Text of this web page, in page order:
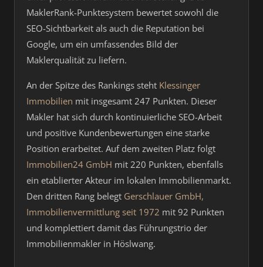
MaklerRank-Punktesystem bewertet sowohl die
SEO-Sichtbarkeit als auch die Reputation bei
Google, um ein umfassendes Bild der
Maklerqualität zu liefern.
An der Spitze des Rankings steht Klessinger
Immobilien mit insgesamt 247 Punkten. Dieser
Makler hat sich durch kontinuierliche SEO-Arbeit
und positive Kundenbewertungen eine starke
Position erarbeitet. Auf dem zweiten Platz folgt
Immobilien24 GmbH mit 220 Punkten, ebenfalls
ein etablierter Akteur im lokalen Immobilienmarkt.
Den dritten Rang belegt Gerschlauer GmbH,
Immobilienvermittlung seit 1972 mit 92 Punkten
und komplettiert damit das Führungstrio der
Immobilienmakler in Höslwang.